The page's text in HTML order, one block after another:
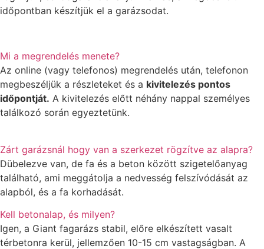
időpontban készítjük el a garázsodat.
Mi a megrendelés menete?
Az online (vagy telefonos) megrendelés után, telefonon
megbeszéljük a részleteket és a kivitelezés pontos
időpontját. A kivitelezés előtt néhány nappal személyes
találkozó során egyeztetünk.
Zárt garázsnál hogy van a szerkezet rögzítve az alapra?
Dübelezve van, de fa és a beton között szigetelőanyag
található, ami meggátolja a nedvesség felszívódását az
alapból, és a fa korhadását.
Kell betonalap, és milyen?
Igen, a Giant fagarázs stabil, előre elkészített vasalt
térbetonra kerül, jellemzően 10-15 cm vastagságban. A